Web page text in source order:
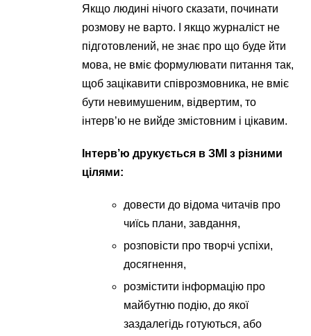
Якщо людині нічого сказати, починати
розмову не варто. І якщо журналіст не
підготовлений, не знає про що буде йти
мова, не вміє формулювати питання так,
щоб зацікавити співрозмовника, не вміє
бути невимушеним, відвертим, то
інтерв’ю не вийде змістовним і цікавим.
Інтерв’ю друкується в ЗМІ з різними
цілями:
довести до відома читачів про
чиїсь плани, завдання,
розповісти про творчі успіхи,
досягнення,
розмістити інформацію про
майбутню подію, до якої
заздалегідь готуються, або